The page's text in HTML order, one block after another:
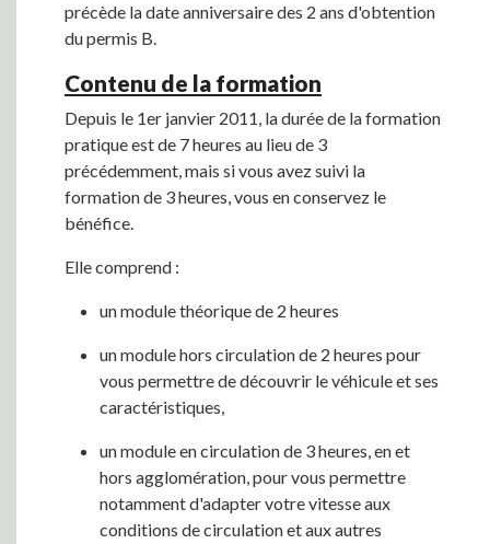
précède la date anniversaire des 2 ans d'obtention
du permis B.
Contenu de la formation
Depuis le 1er janvier 2011, la durée de la formation
pratique est de 7 heures au lieu de 3
précédemment, mais si vous avez suivi la
formation de 3 heures, vous en conservez le
bénéfice.
Elle comprend :
un module théorique de 2 heures
un module hors circulation de 2 heures pour
vous permettre de découvrir le véhicule et ses
caractéristiques,
un module en circulation de 3 heures, en et
hors agglomération, pour vous permettre
notamment d'adapter votre vitesse aux
conditions de circulation et aux autres